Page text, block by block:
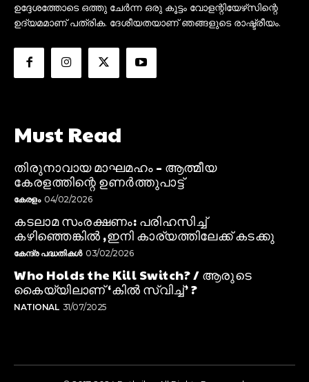
ഉദ്ദേശത്തോടെ ഒത്തു ചേർന്ന ഒരു കൂട്ടം വോളന്റിയേഴ്‌സിന്റെ
ഉദ്യമമാണ് പത്രിക. ദേശീയതയാണ് ഞങ്ങളുടെ രാഷ്ട്രീയം.
Must Read
തിരുനാവായ മാഘമഹം – ആത്മീയ
കേരളത്തിന്റെ ഉണർത്തുപാട്ട്
കേരളം 04/02/2026
കടലാമ സംരക്ഷണം: പരിഹസിച്ച്
കഴിഞ്ഞെങ്കിൽ ,ഇനി കാര്യത്തിലേക്ക് കടക്കു
കേന്ദ്ര പദ്ധതികൾ 03/02/2026
Who Holds the Kill Switch? / ആരുടെ
കൈയ്യിലാണ് ‘കിൽ സ്വിച്ച്’ ?
NATIONAL 31/07/2025